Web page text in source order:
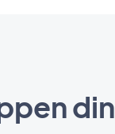
din